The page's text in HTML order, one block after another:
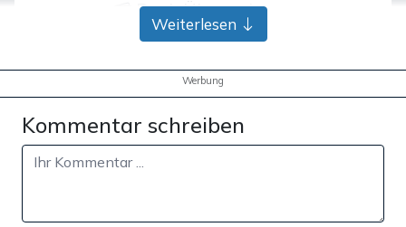
Bank-Überweisung
Weiterlesen
Werbung
Kommentar schreiben